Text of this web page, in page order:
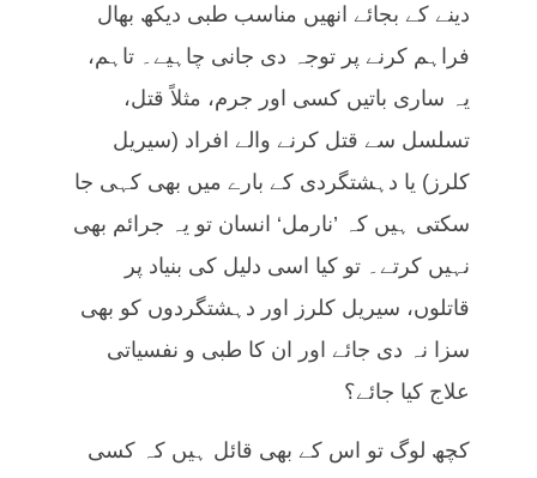
دینے کے بجائے انھیں مناسب طبی دیکھ بھال
فراہم کرنے پر توجہ دی جانی چاہیے۔ تاہم،
یہ ساری باتیں کسی اور جرم، مثلاً قتل،
تسلسل سے قتل کرنے والے افراد (سیریل
کلرز) یا دہشتگردی کے بارے میں بھی کہی جا
سکتی ہیں کہ ’نارمل‘ انسان تو یہ جرائم بھی
نہیں کرتے۔ تو کیا اسی دلیل کی بنیاد پر
قاتلوں، سیریل کلرز اور دہشتگردوں کو بھی
سزا نہ دی جائے اور ان کا طبی و نفسیاتی
علاج کیا جائے؟
کچھ لوگ تو اس کے بھی قائل ہیں کہ کسی